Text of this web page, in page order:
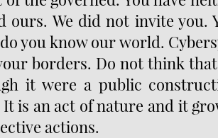
ours. We did not invite you.
you know our world.
borders. Do not think
it were a public
is an act of nature and it
actions.